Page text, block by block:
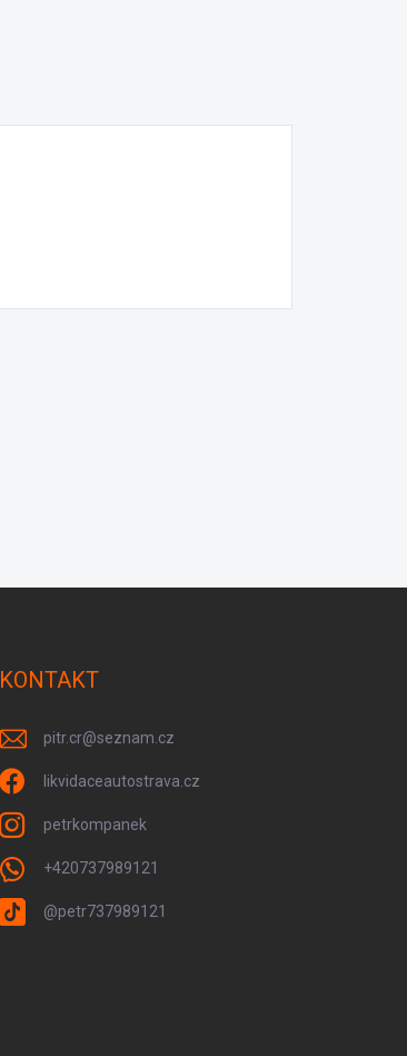
KONTAKT
pitr.cr@seznam.cz
likvidaceautostrava.cz
petrkompanek
+420737989121
@petr737989121